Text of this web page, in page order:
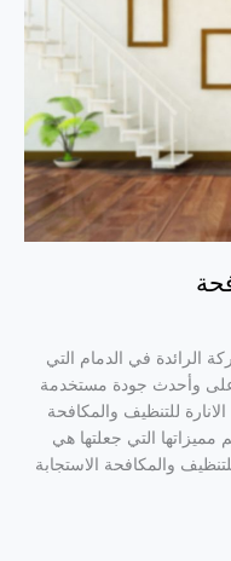
الرائدة في الدمام التي
وأحدث جودة مستخدمة
للتنظيف والمكافحة
التي جعلتها هي
والمكافحة الاستجابة